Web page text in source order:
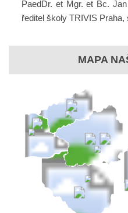
PaedDr. et Mgr. et Bc.
ředitel školy TRIVIS Praha,
MAPA